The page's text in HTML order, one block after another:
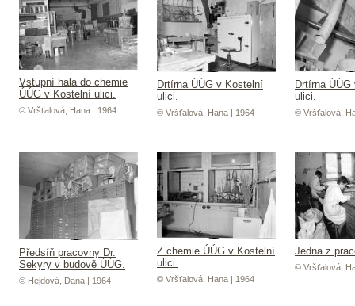
Vstupní hala do chemie
ÚÚG v Kostelní ulici.
© Vršťalová, Hana | 1964
Drtírna ÚÚG v Kostelní
ulici.
© Vršťalová, Hana | 1964
Drtírna
ulici.
© Vršťalová,
Předsíň pracovny Dr.
Sekyry v budově ÚÚG.
© Hejdová, Dana | 1964
Z chemie ÚÚG v Kostelní
ulici.
© Vršťalová, Hana | 1964
Jedna z
© Vršťalová,